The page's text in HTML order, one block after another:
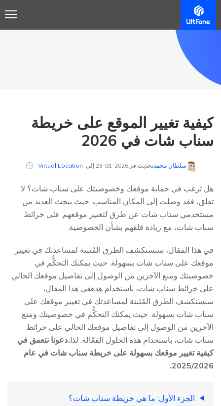
كيفية تغيير الموقع على خريطة
سناب شات في 2026
سلطان محمدتحديث في2026-01-23 إلى Virtual Location
هل ترغب في حماية موقعك وخصوصيتك على سناب شات؟ لا
تقلق، فقد وصلت إلى المكان المناسب. حيث يبحث العديد من
مستخدمي سناب شات عن طرق لتغيير موقعهم على خرائط
سناب شات، مع زيادة قلقهم بشأن الخصوصية.
في هذا المقال، سنستكشف الطرق المُثبتة لمساعدتك في تغيير
موقعك على سناب شات بسهولة. حيث يمكنك التحكُّم في
خصوصيتك ومنع الآخرين من الوصول إلى تفاصيل موقعك الحالي
على خرائط سناب شات، باستخدام هذهفي هذا المقال،
سنستكشف الطرق المُثبتة لمساعدتك في تغيير موقعك على
سناب شات بسهولة. حيث يمكنك التحكُّم في خصوصيتك ومنع
الآخرين من الوصول إلى تفاصيل موقعك الحالي على خرائط
سناب شات، باستخدام هذه الحلول الفعّالة. لذا،دعونا نتعمق في
كيفية تغيير موقعك بسهولة على خريطة سناب شات في عام
2025/2026.
الجزء الأول: ما هي خريطة سناب شات؟